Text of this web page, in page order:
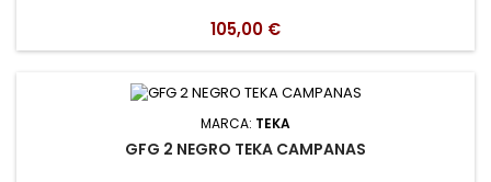
105,00 €
MARCA: TEKA
GFG 2 NEGRO TEKA CAMPANAS